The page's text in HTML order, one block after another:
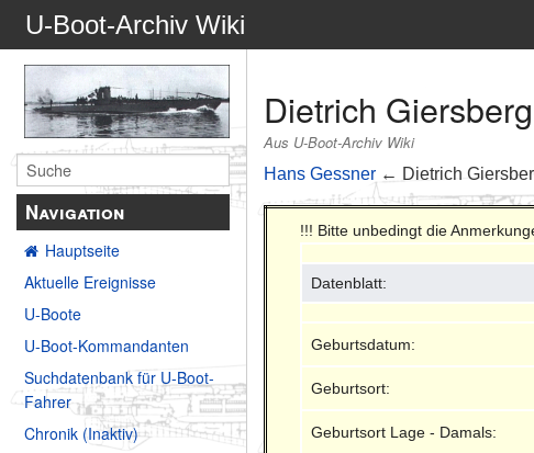
U-Boot-Archiv Wiki
Navigation
Hauptseite
Aktuelle Ereignisse
U-Boote
U-Boot-Kommandanten
Suchdatenbank für U-Boot-
Fahrer
Chronik (Inaktiv)
Dietrich Giersberg
Aus U-Boot-Archiv Wiki
Hans Gessner ← Dietrich
!!! Bitte unbedingt die
Datenblatt:
Geburtsdatum:
Geburtsort:
Geburtsort Lage - Damals: